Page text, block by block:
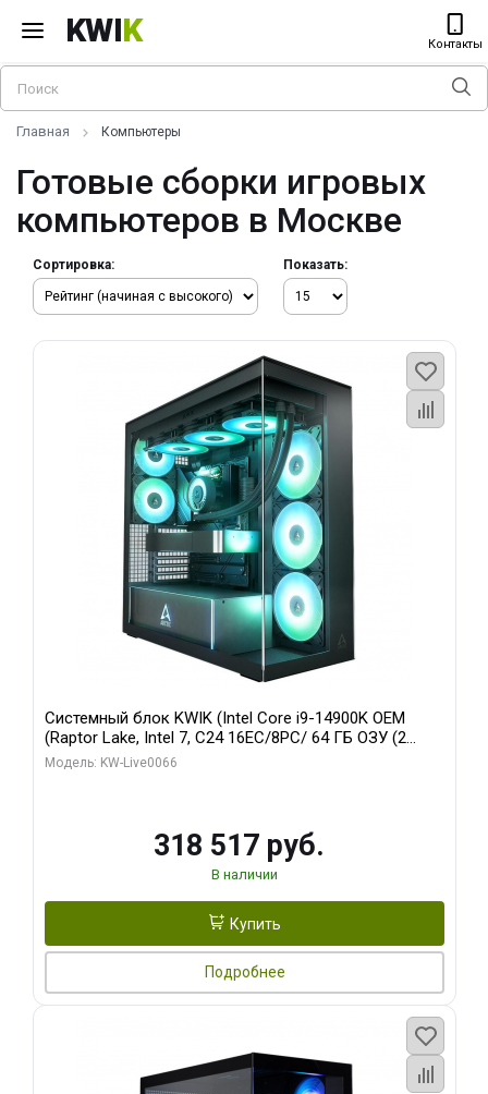
KWIK Контакты
Главная Компьютеры
Готовые сборки игровых
компьютеров в Москве
Сортировка: Показать:
Системный блок KWIK (Intel Core i9-14900K OEM
(Raptor Lake, Intel 7, C24 16EC/8PC/ 64 ГБ ОЗУ (2
модуля)/ Gigabyte RTX5080 XTREME WATERFORCE
Модель: KW-Live0066
318 517 руб.
В наличии
Купить
Подробнее